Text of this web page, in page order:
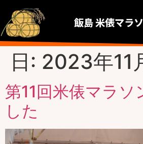
飯島 米俵マラ
日: 2023年11
第11回米俵マラソ
した